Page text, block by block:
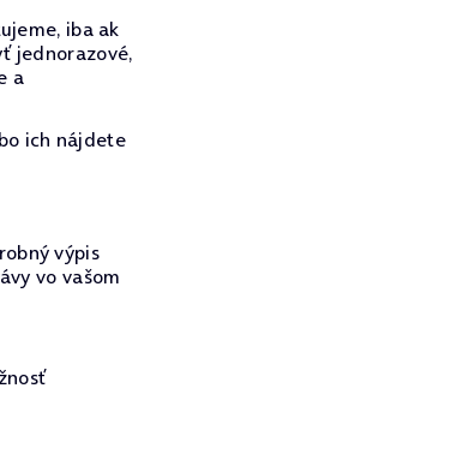
iba ak
jednorazové,
a
ich nájdete
výpis
vo vašom